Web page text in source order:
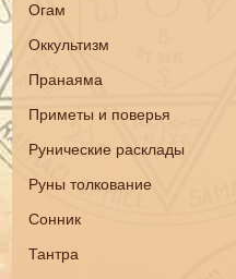
Огам
Оккультизм
Пранаяма
Приметы и поверья
Рунические расклады
Руны толкование
Сонник
Тантра